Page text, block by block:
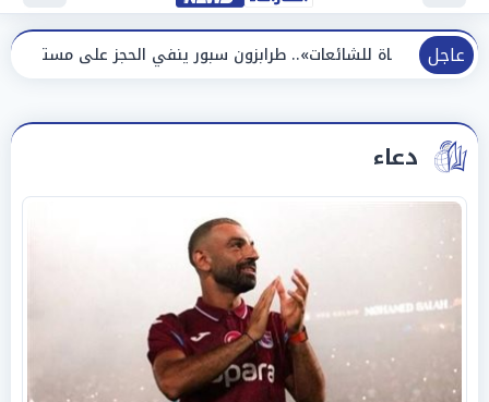
عاجل طرابزون سبور ينفي الحجز على مستحقات محمد صلاح
دعاء